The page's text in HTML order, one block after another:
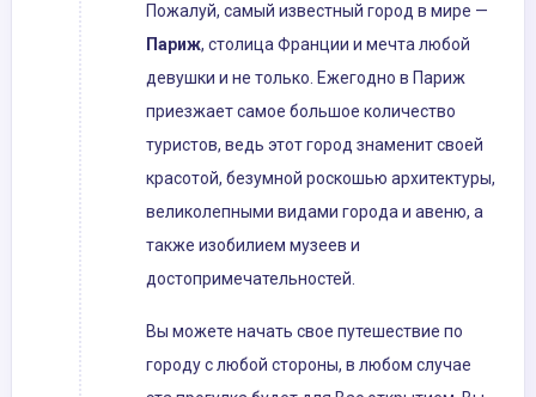
Пожалуй, самый известный город в мире —
Париж, столица Франции и мечта любой
девушки и не только. Ежегодно в Париж
приезжает самое большое количество
туристов, ведь этот город знаменит своей
красотой, безумной роскошью архитектуры,
великолепными видами города и авеню, а
также изобилием музеев и
достопримечательностей.
Вы можете начать свое путешествие по
городу с любой стороны, в любом случае